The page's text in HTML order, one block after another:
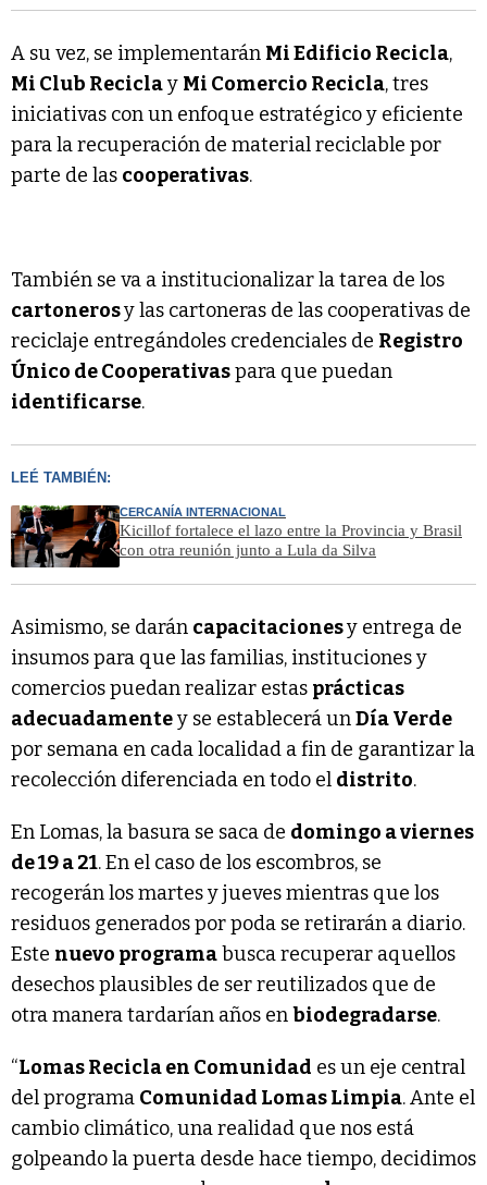
A su vez, se implementarán Mi Edificio Recicla,
Mi Club Reciclay Mi Comercio Recicla, tres
iniciativas con un enfoque estratégico y eficiente
para la recuperación de material reciclable por
parte de las cooperativas.
También se va a institucionalizar la tarea de los
cartonerosy las cartoneras de las cooperativas de
reciclaje entregándoles credenciales de Registro
Único de Cooperativaspara que puedan
identificarse.
LEÉ TAMBIÉN:
CERCANÍA INTERNACIONAL
Kicillof fortalece el lazo entre la Provincia y Brasil
con otra reunión junto a Lula da Silva
Asimismo, se darán capacitacionesy entrega de
insumos para que las familias, instituciones y
comercios puedan realizar estas prácticas
adecuadamentey se establecerá unDía Verde
por semana en cada localidad a fin de garantizar la
recolección diferenciada en todo el distrito.
En Lomas, la basura se saca de domingo a viernes
de 19 a 21. En el caso de los escombros, se
recogerán los martes y jueves mientras que los
residuos generados por poda se retirarán a diario.
Este nuevo programabusca recuperar aquellos
desechos plausibles de ser reutilizados que de
otra manera tardarían años enbiodegradarse.
“Lomas Recicla en Comunidad es un eje central
del programa Comunidad Lomas Limpia. Ante el
cambio climático, una realidad que nos está
golpeando la puerta desde hace tiempo, decidimos